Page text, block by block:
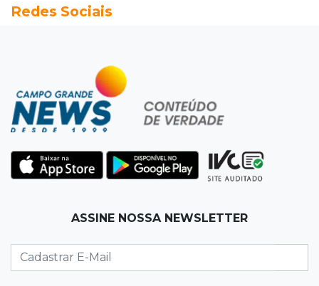
MS terá chuvas isoladas, calor de 37ºC e
Jogo Aberto
Na fila do banco, ex-deputado faz campanha
pra prefeitura
Técnico de carnes e resgatista são destaques
entre vagas abertas nesta 5ª
Chamas altas avançam sobre área de mata em
Chapadão do Sul
Redes Sociais
ASSINE NOSSA NEWSLETTER